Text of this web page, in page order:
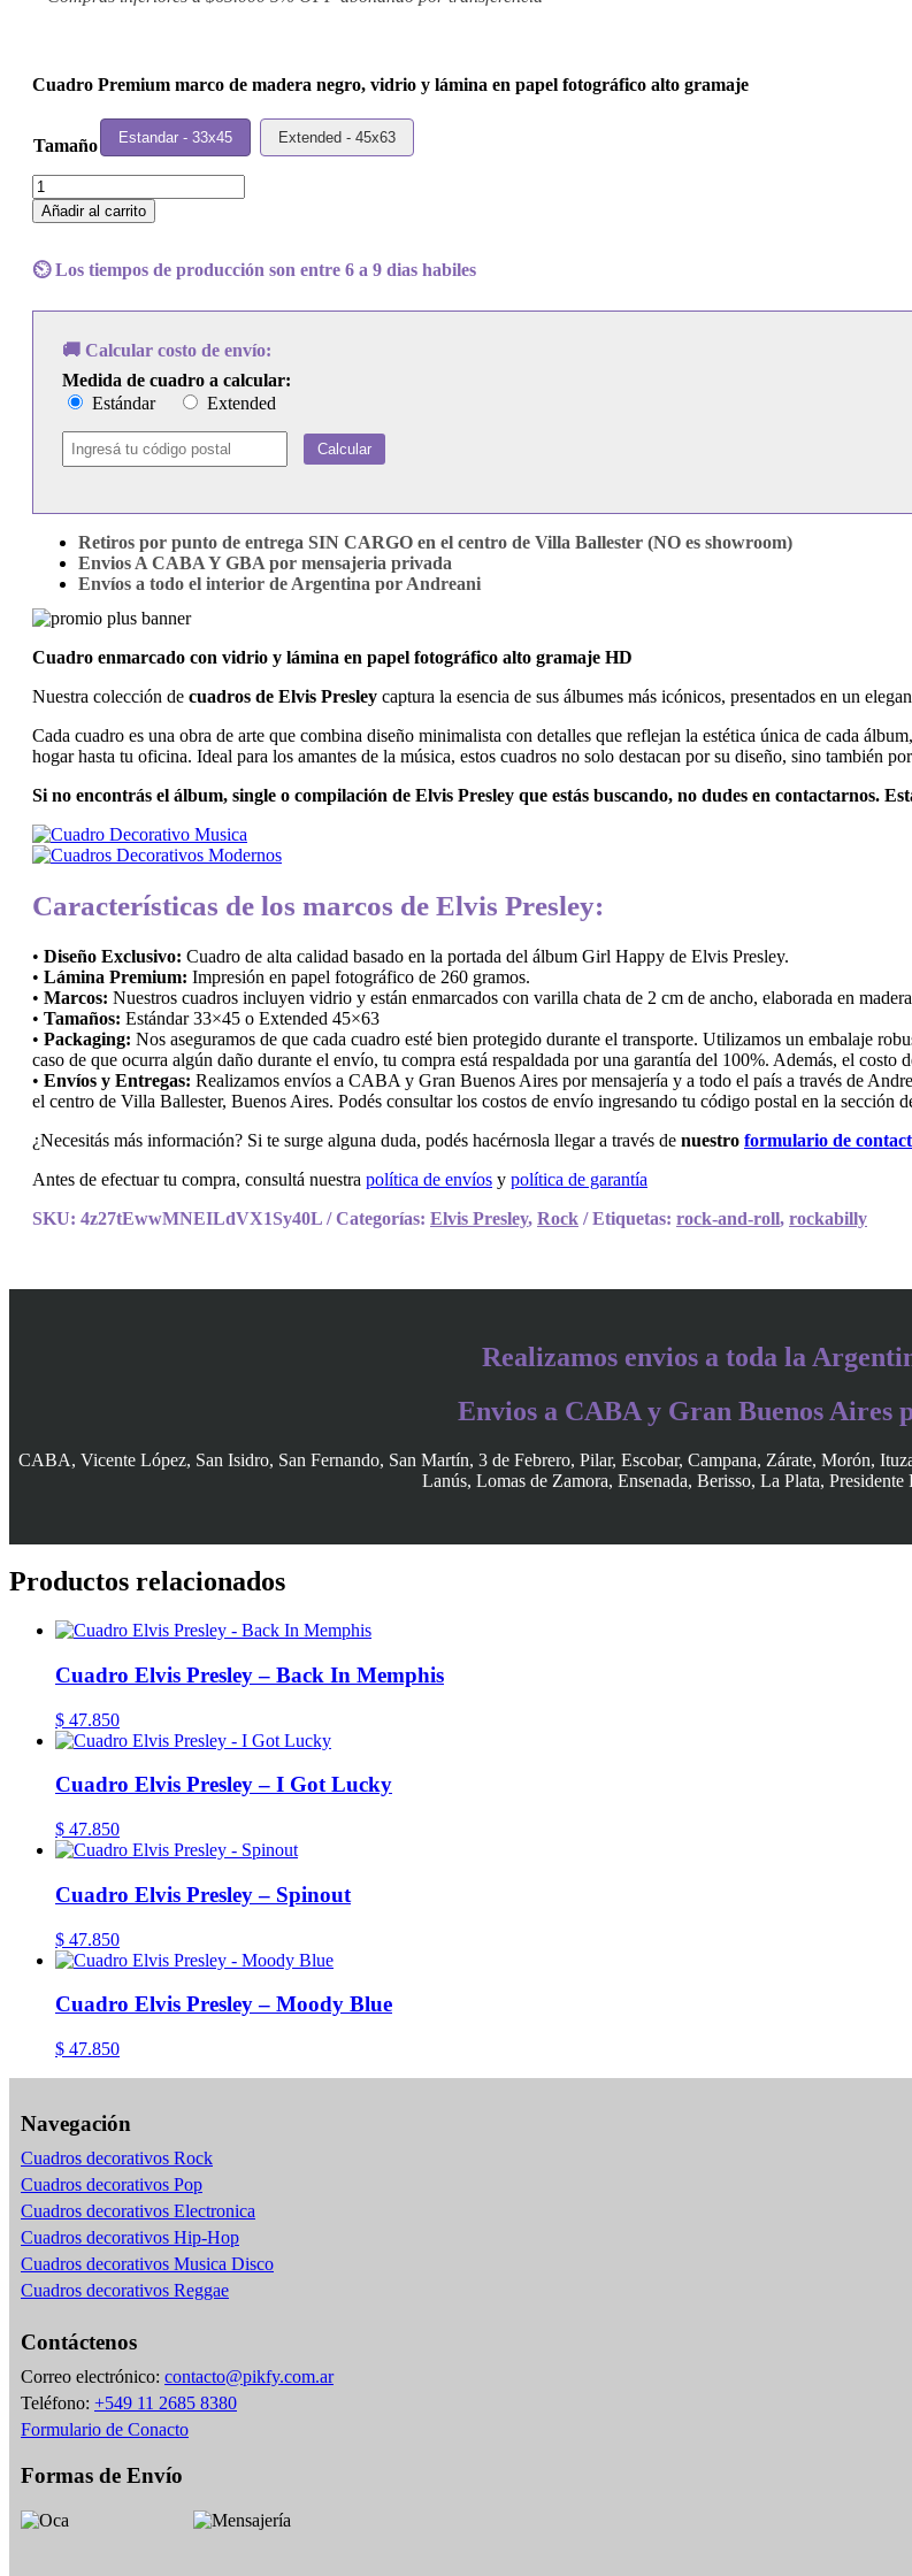
Cuadro Premium marco de madera negro, vidrio y lámina en papel fotográfico alto gramaje
Tamaño Estandar - 33x45 Extended - 45x63
Cuadro
Elvis
Presley
Girl
cantidad
Añadir al carrito
⏲️ Los tiempos de producción son entre 6 a 9 dias habiles
🚚 Calcular costo de envío:
Medida de cuadro a calcular:
Estándar
Extended
Calcular
Retiros por punto de entrega SIN CARGO en el centro de Villa Ballester (NO es showroom)
Envios A CABA Y GBA por mensajeria privada
Envíos a todo el interior de Argentina por Andreani
Cuadro enmarcado con vidrio y lámina en papel fotográfico alto gramaje HD
Nuestra colección de cuadros de Elvis Presley captura la esencia de sus álbumes más icónicos, presentados en un
Cada cuadro es una obra de arte que combina diseño minimalista con detalles que reflejan la estética única de cada
hogar hasta tu oficina. Ideal para los amantes de la música, estos cuadros no solo destacan por su diseño, sino también
Si no encontrás el álbum, single o compilación de Elvis Presley que estás buscando, no dudes en contactarnos.
Características de los marcos de Elvis Presley:
• Diseño Exclusivo: Cuadro de alta calidad basado en la portada del álbum Girl Happy de Elvis Presley.
• Lámina Premium: Impresión en papel fotográfico de 260 gramos.
• Marcos: Nuestros cuadros incluyen vidrio y están enmarcados con varilla chata de 2 cm de ancho, elaborada en
• Tamaños: Estándar 33×45 o Extended 45×63
• Packaging: Nos aseguramos de que cada cuadro esté bien protegido durante el transporte. Utilizamos un embalaje
caso de que ocurra algún daño durante el envío, tu compra está respaldada por una garantía del 100%. Además, el costo
• Envíos y Entregas: Realizamos envíos a CABA y Gran Buenos Aires por mensajería y a todo el país a través de
el centro de Villa Ballester, Buenos Aires. Podés consultar los costos de envío ingresando tu código postal en la sección
¿Necesitás más información? Si te surge alguna duda, podés hacérnosla llegar a través de nuestro formulario de
Antes de efectuar tu compra, consultá nuestra política de envíos y política de garantía
SKU: 4z27tEwwMNEILdVX1Sy40L Categorías: Elvis Presley, Rock Etiquetas: rock-and-roll, rockabilly
Realizamos envios a toda la
Envios a CABA y Gran Buenos Aires
CABA, Vicente López, San Isidro, San Fernando, San Martín, 3 de Febrero, Pilar, Escobar, Campana, Zárate, Morón,
Lanús, Lomas de Zamora, Ensenada, Berisso, La Plata, Presidente
Productos relacionados
Cuadro Elvis Presley – Back In Memphis
$ 47.850
Cuadro Elvis Presley – I Got Lucky
$ 47.850
Cuadro Elvis Presley – Spinout
$ 47.850
Cuadro Elvis Presley – Moody Blue
$ 47.850
Navegación
Cuadros decorativos Rock
Cuadros decorativos Pop
Cuadros decorativos Electronica
Cuadros decorativos Hip-Hop
Cuadros decorativos Musica Disco
Cuadros decorativos Reggae
Contáctenos
Correo electrónico: contacto@pikfy.com.ar
Teléfono: +549 11 2685 8380
Formulario de Conacto
Formas de Envío